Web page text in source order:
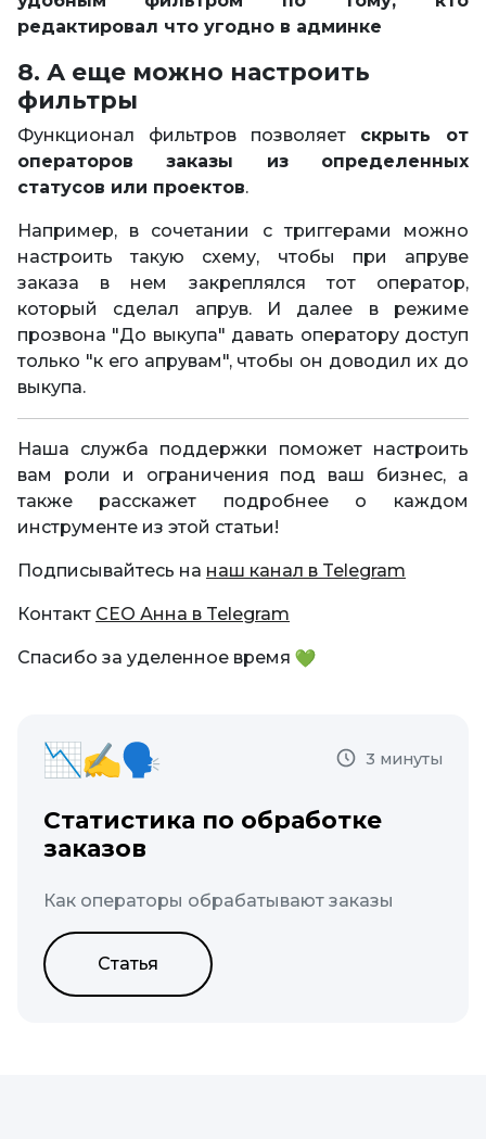
редактировал что угодно в админке
8. А еще можно настроить
фильтры
Функционал фильтров позволяет скрыть от
операторов заказы из определенных
статусов или проектов.
Например, в сочетании с триггерами можно
настроить такую схему, чтобы при апруве
заказа в нем закреплялся тот оператор,
который сделал апрув. И далее в режиме
прозвона "До выкупа" давать оператору доступ
только "к его апрувам", чтобы он доводил их до
выкупа.
Наша служба поддержки поможет настроить
вам роли и ограничения под ваш бизнес, а
также расскажет подробнее о каждом
инструменте из этой статьи!
Подписывайтесь на наш канал в Telegram
Контакт СЕО Анна в Telegram
Спасибо за уделенное время
3 минуты
Статистика по обработке
заказов
Как операторы обрабатывают заказы
Статья